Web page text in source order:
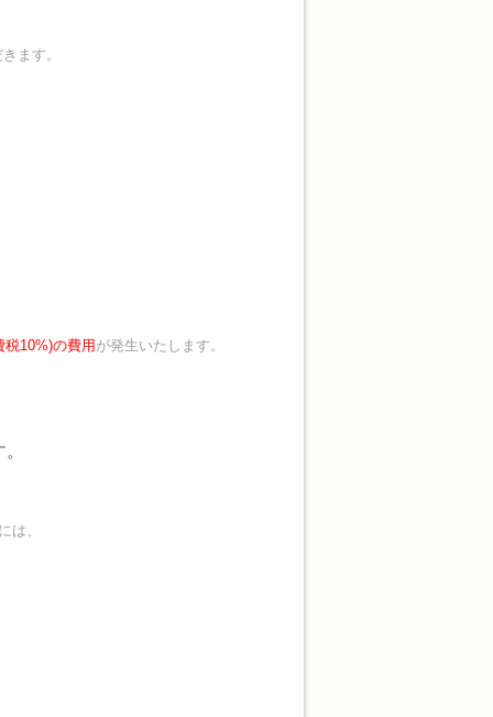
ます。
10%)の費用 が発生いたします。
は、